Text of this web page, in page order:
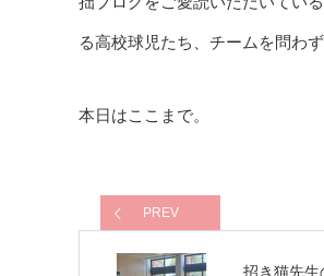
る高校球児たち、チームを問わ
本日はここまで。
PREV
招き猫先